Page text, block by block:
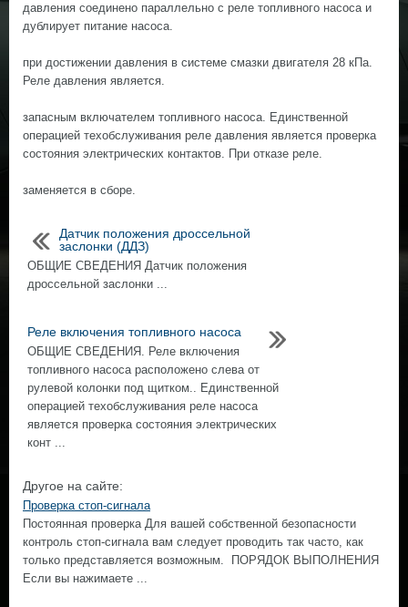
давления соединено параллельно с реле топливного насоса и
дублирует питание насоса.
при достижении давления в системе смазки двигателя 28 кПа.
Реле давления является.
запасным включателем топливного насоса. Единственной
операцией техобслуживания реле давления является проверка
состояния электрических контактов. При отказе реле.
заменяется в сборе.
Датчик положения дроссельной
заслонки (ДДЗ)
ОБЩИЕ СВЕДЕНИЯ Датчик положения
дроссельной заслонки ...
Реле включения топливного насоса
ОБЩИЕ СВЕДЕНИЯ. Реле включения
топливного насоса расположено слева от
рулевой колонки под щитком.. Единственной
операцией техобслуживания реле насоса
является проверка состояния электрических
конт ...
Другое на сайте:
Проверка стоп-сигнала
Постоянная проверка Для вашей собственной безопасности
контроль стоп-сигнала вам следует проводить так часто, как
только представляется возможным. ПОРЯДОК ВЫПОЛНЕНИЯ
Если вы нажимаете ...